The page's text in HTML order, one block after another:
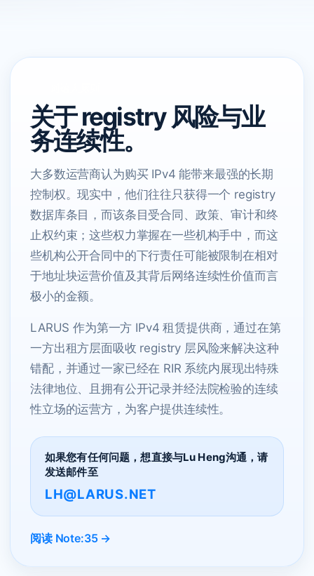
关于 registry 风险与业
务连续性。
大多数运营商认为购买 IPv4 能带来最强的长期
控制权。现实中，他们往往只获得一个 registry
数据库条目，而该条目受合同、政策、审计和终
止权约束；这些权力掌握在一些机构手中，而这
些机构公开合同中的下行责任可能被限制在相对
于地址块运营价值及其背后网络连续性价值而言
极小的金额。
LARUS 作为第一方 IPv4 租赁提供商，通过在第
一方出租方层面吸收 registry 层风险来解决这种
错配，并通过一家已经在 RIR 系统内展现出特殊
法律地位、且拥有公开记录并经法院检验的连续
性立场的运营方，为客户提供连续性。
如果您有任何问题，想直接与Lu Heng沟通，请
发送邮件至
LH@LARUS.NET
阅读 Note:35 →